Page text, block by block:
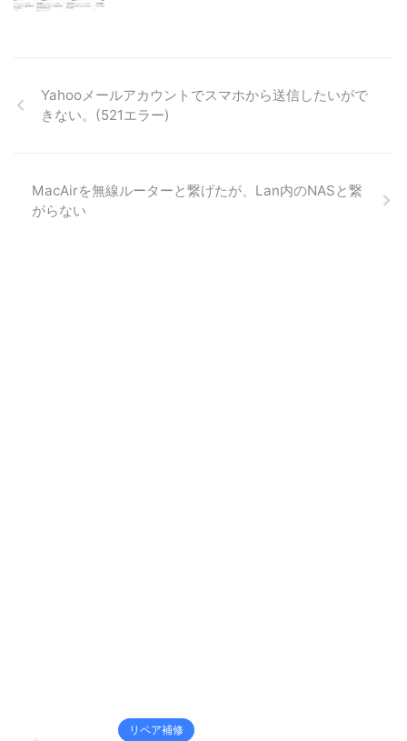
Yahooメールアカウントでスマホから送信したいがで
きない。(521エラー)
MacAirを無線ルーターと繋げたが、Lan内のNASと繋
がらない
リペア補修